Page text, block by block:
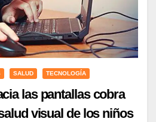
SALUD TECNOLOGÍA
las pantallas cobra
visual de los niños